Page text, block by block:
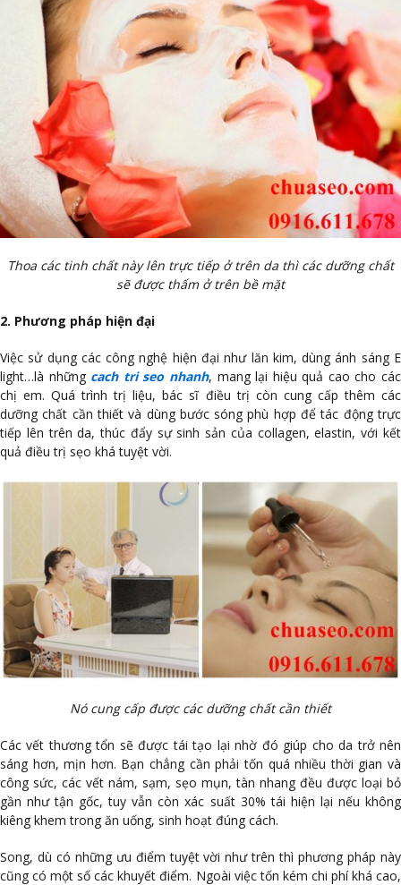
Thoa các tinh chất này lên trực tiếp ở trên da thì các dưỡng chất
sẽ được thấm ở trên bề mặt
2. Phương pháp hiện đại
Việc sử dụng các công nghệ hiện đại như lăn kim, dùng ánh sáng E
light…là những cach tri seo nhanh, mang lại hiệu quả cao cho các
chị em. Quá trình trị liệu, bác sĩ điều trị còn cung cấp thêm các
dưỡng chất cần thiết và dùng bước sóng phù hợp để tác động trực
tiếp lên trên da, thúc đẩy sự sinh sản của collagen, elastin, với kết
quả điều trị sẹo khá tuyệt vời.
Nó cung cấp được các dưỡng chất cần thiết
Các vết thương tổn sẽ được tái tạo lại nhờ đó giúp cho da trở nên
sáng hơn, mịn hơn. Bạn chẳng cần phải tốn quá nhiều thời gian và
công sức, các vết nám, sạm, sẹo mụn, tàn nhang đều được loại bỏ
gần như tận gốc, tuy vẫn còn xác suất 30% tái hiện lại nếu không
kiêng khem trong ăn uống, sinh hoạt đúng cách.
Song, dù có những ưu điểm tuyệt vời như trên thì phương pháp này
cũng có một số các khuyết điểm. Ngoài việc tốn kém chi phí khá cao,